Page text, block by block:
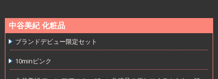
中谷美紀 化粧品
ブランドデビュー限定セット
10minピンク